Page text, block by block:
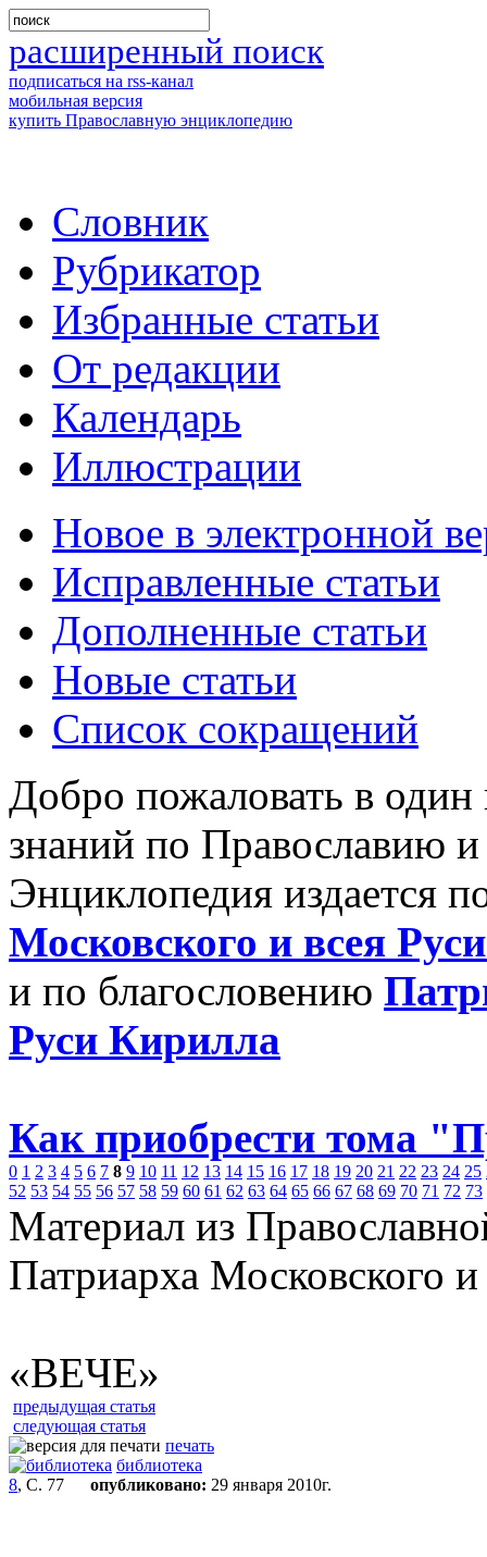
расширенный поиск
подписаться на rss-канал
мобильная версия
купить Православную энциклопедию
Словник
Рубрикатор
Избранные статьи
От редакции
Календарь
Иллюстрации
Новое в электронной
Исправленные статьи
Дополненные статьи
Новые статьи
Список сокращений
Добро пожаловать в
знаний по Православию
Энциклопедия издается
Московского и всея
и по благословению
Руси Кирилла
Как приобрести тома
0 1 2 3 4 5 6 7 8 9 10 11 12 13 14 15 16 17 18 19 20 21 22 23 24 25
52 53 54 55 56 57 58 59 60 61 62 63 64 65 66 67 68 69 70 71 72 73
Материал из
Патриарха Московского
«ВЕЧЕ»
предыдущая статья
следующая статья
печать
библиотека
8, С. 77 опубликовано: 29 января 2010г.